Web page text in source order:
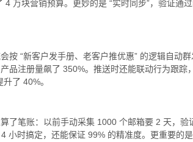
万块营销预算。更妙的是 “实时同步”，验证通
按 “新客户发手册、老客户推优惠” 的逻辑自动
品注册量飙了 350%。推送时还能联动行为跟踪
了 40%。
了笔账：以前手动采集 1000 个邮箱要 2 天，
时搞定，还能保证 99% 的精准度。更重要的